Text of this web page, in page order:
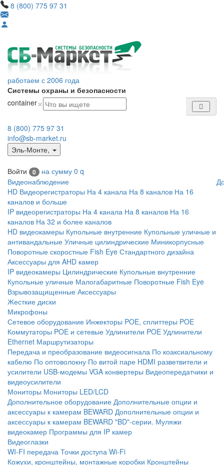
8 (800) 775 97 31
работаем с 2006 года
Системы охраны и безопасности
container×
8 (800) 775 97 31
info@sb-market.ru
Эль-Монте,
Войти 0 на сумму 0 q
Видеонаблюдение
HD Видеорегистраторы На 4 канала На 8 каналов На 16
каналов и больше
IP видеорегистраторы На 4 канала На 8 каналов На 16
каналов На 32 и более каналов
HD видеокамеры Купольные внутренние Купольные уличные и
антивандальные Уличные цилиндрические Миникорпусные
Поворотные скоростные Fish Eye Стандартного дизайна
Аксессуары для AHD камер
IP видеокамеры Цилиндрические Купольные внутренние
Купольные уличные Малогабаритные Поворотные Fish Eye
Взрывозащищенные Аксессуары
Жесткие диски
Микрофоны
Сетевое оборудование Инжекторы POE, сплиттеры POE
Коммутаторы POE и сетевые Удлинители POE Удлинители
Ethernet Маршрутизаторы
Передача и преобразование видеосигнала По коаксиальному
кабелю По оптоволокну По витой паре HDMI разветвители и
усилители USB-модемы VGA конвертеры Видеопередатчики и
видеоусилители
Мониторы Мониторы LED/LCD
Дополнительное оборудование Дополнительные опции и
аксессуары к камерам BEWARD Дополнительные опции и
аксессуары к камерам BEWARD "BD"-серии. Муляжи
видеокамер Программы для IP камер
Видеоглазки
WI-FI передача Точки доступа Wi-Fi
Кожухи, кронштейны, монтажные коробки Кронштейны